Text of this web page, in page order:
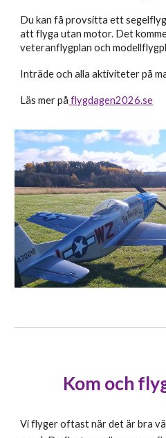
Du kan få provsitta ett
att flyga utan motor. Det
veteranflygplan och
Inträde och alla aktiviteter på
Läs mer på flygdagen2026.se
Kom och
Vi flyger oftast när det är bra